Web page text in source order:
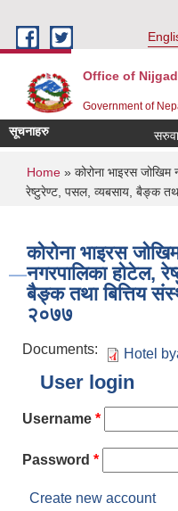
Office of
Government of
सूचनाहरु सरुवा
You are here
Home » कोरोना भाइरस जोखिम
रेष्टुरेण्ट, पसल, व्यबसाय, बैङ्क
कोरोना भाइरस
नगरपालिका होटेल,
बैङ्क तथा बित्तिय
२०७७
Documents: Hotel
User login
Username *
Password *
Create new account